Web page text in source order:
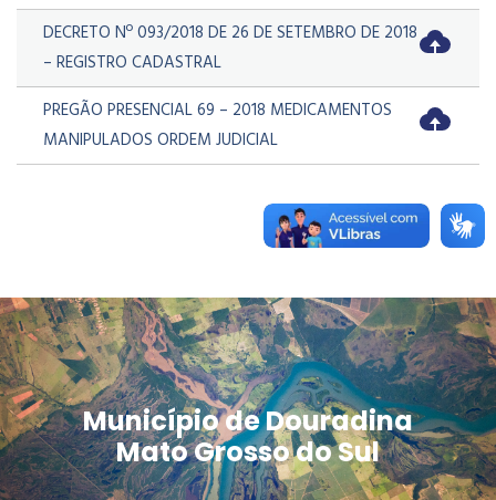
DECRETO Nº 093/2018 DE 26 DE SETEMBRO DE 2018
– REGISTRO CADASTRAL
PREGÃO PRESENCIAL 69 – 2018 MEDICAMENTOS
MANIPULADOS ORDEM JUDICIAL
Município de Douradina
Mato Grosso do Sul